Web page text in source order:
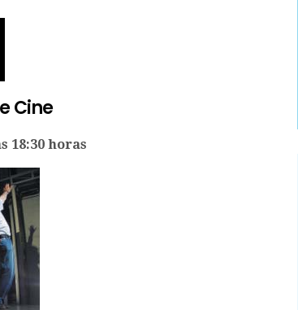
Cine
18:30 horas